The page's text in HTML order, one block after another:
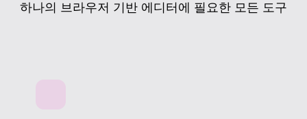
하나의 브라우저 기반 에디터에 필요한 모든 도구